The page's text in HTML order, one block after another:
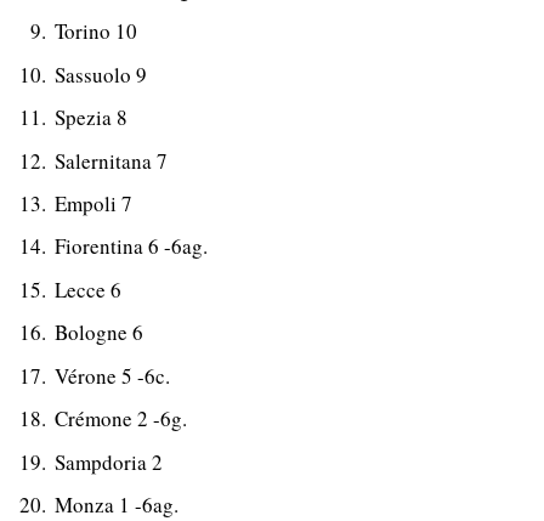
Torino 10
Sassuolo 9
Spezia 8
Salernitana 7
Empoli 7
Fiorentina 6 -6ag.
Lecce 6
Bologne 6
Vérone 5 -6c.
Crémone 2 -6g.
Sampdoria 2
Monza 1 -6ag.